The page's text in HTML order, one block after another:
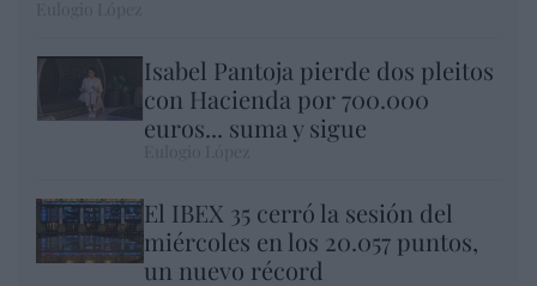
Isabel Pantoja pierde dos pleitos
con Hacienda por 700.000
euros... suma y sigue
El IBEX 35 cerró la sesión del
miércoles en los 20.057 puntos,
un nuevo récord